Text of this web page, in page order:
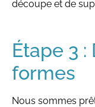
découpe et de
Étape 3
formes
Nous sommes